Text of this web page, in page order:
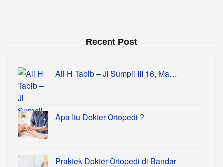
Recent Post
Ali H Tabib – Jl Sumpil III 16, Ma…
Apa Itu Dokter Ortopedi ?
Praktek Dokter Ortopedi di Bandar